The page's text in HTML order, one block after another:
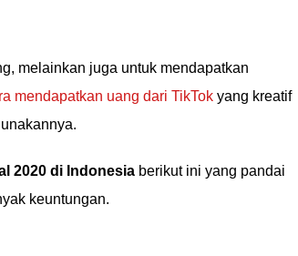
melainkan juga untuk mendapatkan
mendapatkan uang dari TikTok yang kreatif
2020 di Indonesia berikut ini yang pandai
keuntungan.